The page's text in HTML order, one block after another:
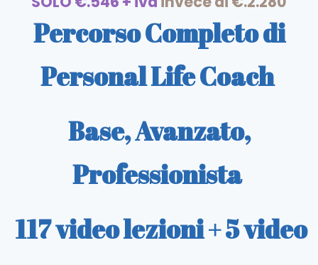
Percorso Completo di
Personal Life Coach
Base, Avanzato,
Professionista
117 video lezioni + 5 video